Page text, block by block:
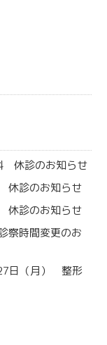
休診のお知らせ
診のお知らせ
診のお知らせ
時間変更のお
日（月） 整形